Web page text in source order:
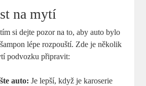
na mytí
si dejte pozor na to, aby auto bylo
lépe rozpouští. Zde je několik
podvozku připravit:
auto: Je lepší, když je karoserie